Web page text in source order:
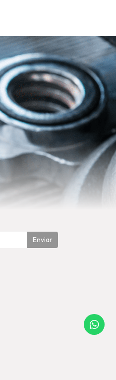
Enviar